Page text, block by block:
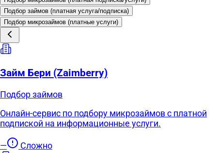
Подбор займов (платная услуга/подписка)
Подбор микрозаймов (платные услуги)
Займ Бери (Zaimberry)
Подбор займов
Онлайн-сервис по подбору микрозаймов с платной
подпиской на информационные услуги.
— Сложно